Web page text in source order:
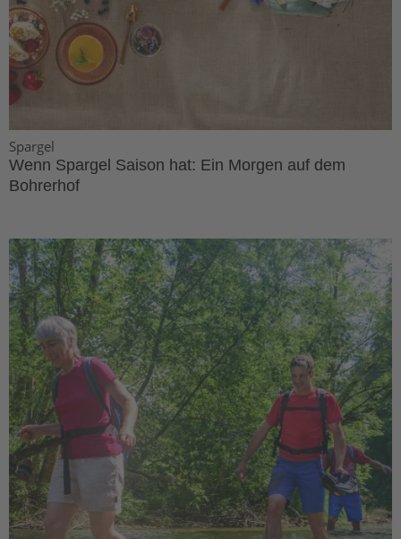
Spargel
Wenn Spargel Saison hat: Ein Morgen auf dem
Bohrerhof